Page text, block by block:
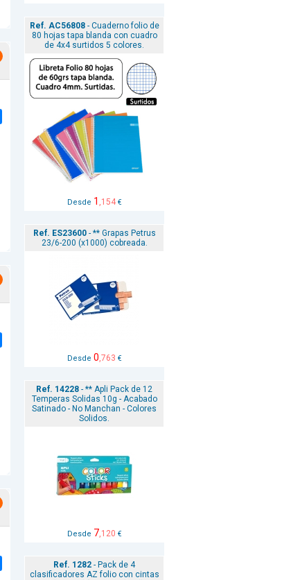
Ref. AC56808- Cuaderno folio de
80 hojas tapa blanda con cuadro
de 4x4 surtidos 5 colores.
Desde 1 ,154€
Ref. ES23600- ** Grapas Petrus
23/6-200 (x1000) cobreada.
Desde 0,763 €
Ref. 14228 - ** Apli Pack de 12
Temperas Solidas 10g - Acabado
Satinado - No Manchan - Colores
Solidos.
Desde 7,120 €
Ref. 1282 - Pack de 4
clasificadores AZ folio con cintas